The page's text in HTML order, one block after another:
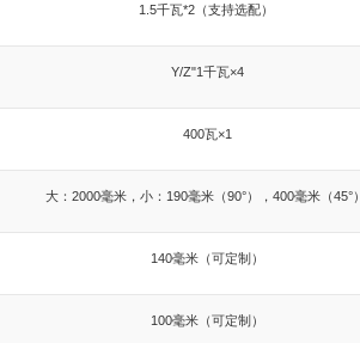
1.5千瓦*2（支持选配）
Y/Z"1千瓦×4
400瓦×1
大：2000毫米，小：190毫米（90°），400毫米（45°）
140毫米（可定制）
100毫米（可定制）